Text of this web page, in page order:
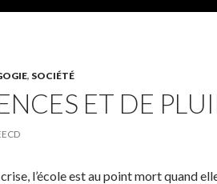
, SOCIÉTÉ
ET DE
l’école est au point mort quand